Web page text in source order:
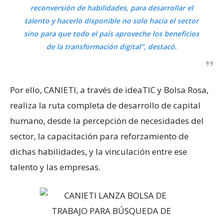
reconversión de habilidades, para desarrollar el
talento y hacerlo disponible no solo hacia el sector
sino para que todo el país aproveche los beneficios
de la transformación digital”, destacó.
Por ello, CANIETI, a través de ideaTIC y Bolsa Rosa,
realiza la ruta completa de desarrollo de capital
humano, desde la percepción de necesidades del
sector, la capacitación para reforzamiento de
dichas habilidades, y la vinculación entre ese
talento y las empresas.